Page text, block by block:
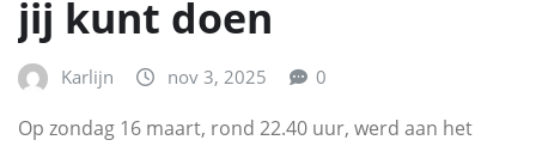
jij kunt doen
Karlijn nov 3, 2025 0
Op zondag 16 maart, rond 22.40 uur, werd aan het